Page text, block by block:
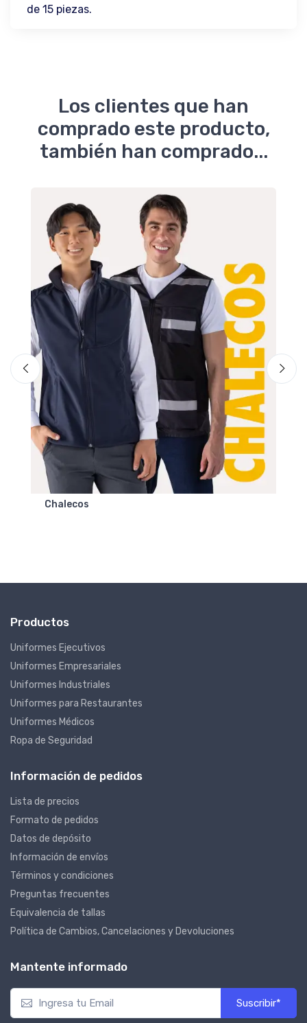
de 15 piezas.
Los clientes que han
comprado este producto,
también han comprado...
Chalecos
Productos
Uniformes Ejecutivos
Uniformes Empresariales
Uniformes Industriales
Uniformes para Restaurantes
Uniformes Médicos
Ropa de Seguridad
Información de pedidos
Lista de precios
Formato de pedidos
Datos de depósito
Información de envíos
Términos y condiciones
Preguntas frecuentes
Equivalencia de tallas
Política de Cambios, Cancelaciones y Devoluciones
Mantente informado
Suscribir*